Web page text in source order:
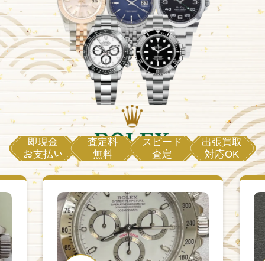
即現金
お支払い
査定料
無料
スピード
査定
出張買取
対応OK